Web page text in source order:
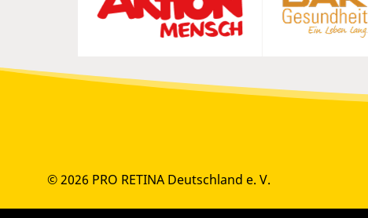
© 2026 PRO RETINA Deutschland e. V.